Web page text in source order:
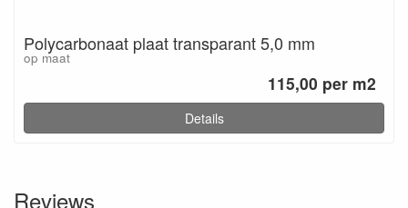
Polycarbonaat plaat transparant 5,0 mm
op maat
115,00 per m2
Details
Reviews